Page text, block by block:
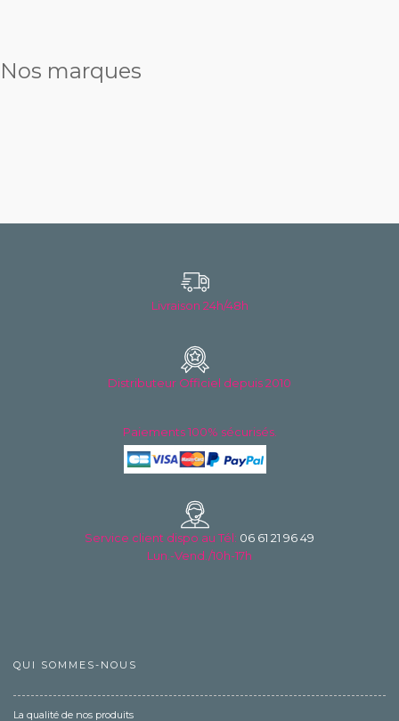
Nos marques
Livraison 24h/48h
Distributeur Officiel depuis 2010
Paiements 100% sécurisés.
Service client dispo au Tél: 06 61 21 96 49
Lun.-Vend./10h-17h
QUI SOMMES-NOUS
La qualité de nos produits